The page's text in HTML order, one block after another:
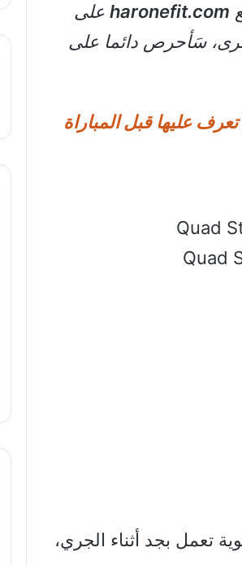
haronefit.com على
سَأحرص دائما على
تعمل بجد أثناء الجري،